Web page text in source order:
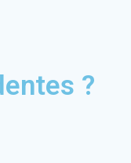
?